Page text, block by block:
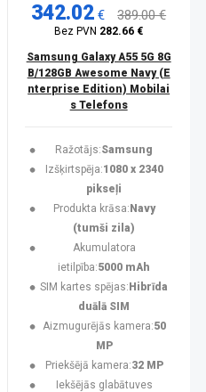
342.02 € 389.00 €
Bez PVN 282.66 €
Samsung Galaxy A55 5G 8G
B/128GB Awesome Navy (E
nterprise Edition) Mobilai
s Telefons
Ražotājs:Samsung
Izšķirtspēja:1080 x 2340
pikseļi
Produkta krāsa: Navy
(tumši zila)
Akumulatora
ietilpība:5000 mAh
SIM kartes spējas: Hibrīda
duālā SIM
Aizmugurējās kamera:50
MP
Priekšējā kamera:32 MP
Iekšējās glabātuves